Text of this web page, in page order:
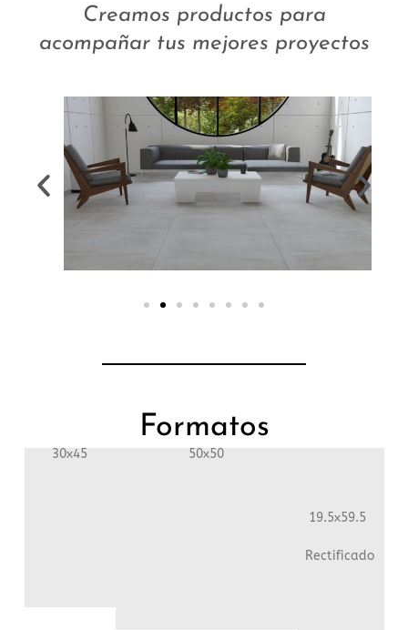
Creamos productos para
acompañar tus mejores proyectos
Formatos
30x45 50x50
19.5x59.5
Rectificado